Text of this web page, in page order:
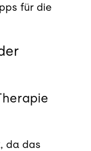
für die
da das